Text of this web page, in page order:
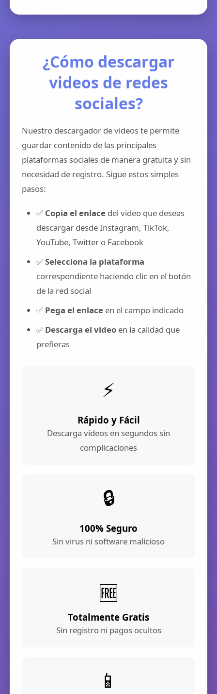
¿Cómo descargar
videos de redes
sociales?
Nuestro descargador de videos te permite
guardar contenido de las principales
plataformas sociales de manera gratuita y sin
necesidad de registro. Sigue estos simples
pasos:
✅ Copia el enlace del video que deseas
descargar desde Instagram, TikTok,
YouTube, Twitter o Facebook
✅Selecciona la plataforma
correspondiente haciendo clic en el botón
de la red social
✅ Pega el enlace en el campo indicado
✅ Descarga el video en la calidad que
prefieras
⚡
Rápido y Fácil
Descarga videos en segundos sin
complicaciones
🔒
100% Seguro
Sin virus ni software malicioso
🆓
Totalmente Gratis
Sin registro ni pagos ocultos
📱